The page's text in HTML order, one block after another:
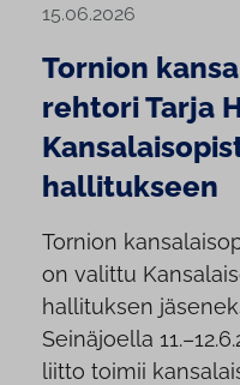
15.06.2026
Tornion
rehtori Tarja
hallitukseen
Tornion
on valittu
hallituksen
Seinäjoella
liitto toimii